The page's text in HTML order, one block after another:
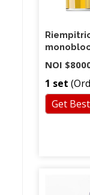
cosmetica
NOI
1 set
Get